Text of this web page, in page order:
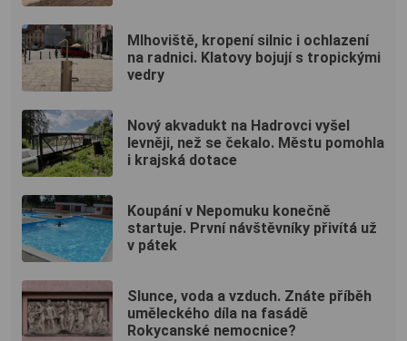
Mlhoviště, kropení silnic i ochlazení
na radnici. Klatovy bojují s tropickými
vedry
Nový akvadukt na Hadrovci vyšel
levněji, než se čekalo. Městu pomohla
i krajská dotace
Koupání v Nepomuku konečně
startuje. První návštěvníky přivítá už
v pátek
Slunce, voda a vzduch. Znáte příběh
uměleckého díla na fasádě
Rokycanské nemocnice?